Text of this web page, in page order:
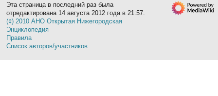
Эта страница в последний раз была
отредактирована 14 августа 2012 года в 21:57.
(¢) 2010 АНО Открытая Нижегородская
Энциклопедия
Правила
Список авторов/участников